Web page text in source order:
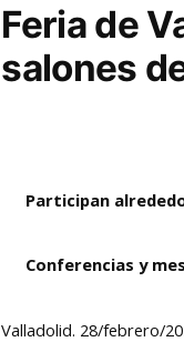
Feria de
salones
Participan
Conferencias y
Valladolid. 28/febrero/